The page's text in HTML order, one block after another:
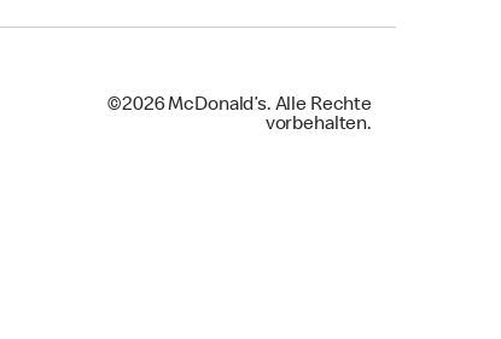
©2026 McDonald’s. Alle Rechte
vorbehalten.